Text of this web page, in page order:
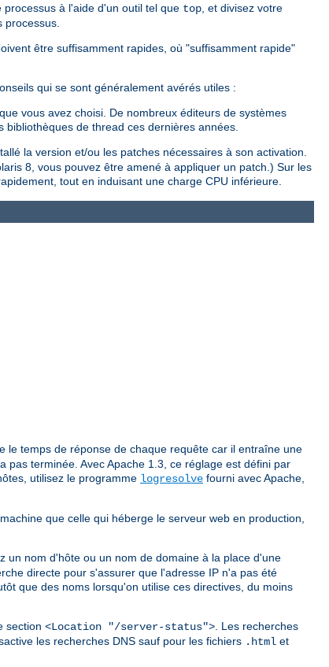
à l'aide d'un outil tel que top , et divisez votre
être suffisamment rapides, où "suffisamment rapide"
qui se sont généralement avérés utiles :
vous avez choisi. De nombreux éditeurs de systèmes
de thread ces dernières années.
la version et/ou les patches nécessaires à son activation.
8, vous pouvez être amené à appliquer un patch.) Sur les
tout en induisant une charge CPU inférieure.
le temps de réponse de chaque requête car il entraîne une
terminée. Avec Apache 1.3, ce réglage est défini par
utilisez le programme logresolve fourni avec Apache,
que celle qui héberge le serveur web en production,
un nom d'hôte ou un nom de domaine à la place d'une
directe pour s'assurer que l'adresse IP n'a pas été
que des noms lorsqu'on utilise ces directives, du moins
section <Location "/server-status">. Les recherches
les recherches DNS sauf pour les fichiers .html et